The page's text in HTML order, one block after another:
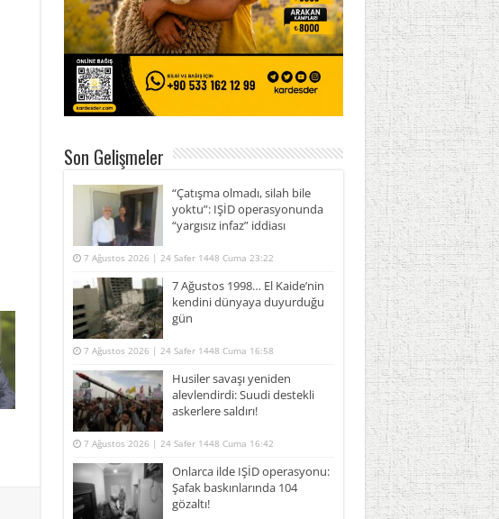
Son Gelişmeler
“Çatışma olmadı, silah bile
yoktu”: IŞİD operasyonunda
“yargısız infaz” iddiası
7 Ağustos 2026 | 24 Safer 1448 Cuma 23:22
7 Ağustos 1998… El Kaide’nin
kendini dünyaya duyurduğu
gün
7 Ağustos 2026 | 24 Safer 1448 Cuma 16:58
Husiler savaşı yeniden
alevlendirdi: Suudi destekli
askerlere saldırı!
7 Ağustos 2026 | 24 Safer 1448 Cuma 16:42
Onlarca ilde IŞİD operasyonu:
Şafak baskınlarında 104
gözaltı!